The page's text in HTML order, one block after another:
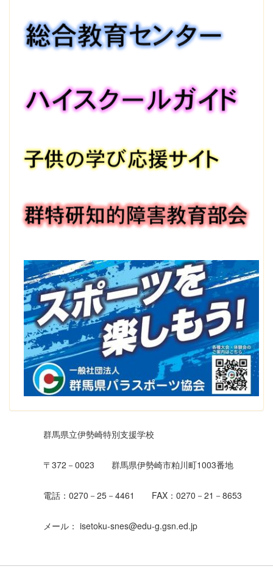
群馬県立伊勢崎特別支援学校
〒372－0023 群馬県伊勢崎市粕川町1003番地
電話：0270－25－4461 FAX：0270－21－8653
メール： isetoku-snes@edu-g.gsn.ed.jp